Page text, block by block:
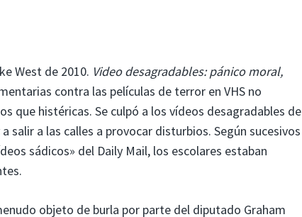
West de 2010. Video desagradables: pánico moral,
contra las películas de terror en VHS no
que histéricas. Se culpó a los vídeos desagradables de
salir a las calles a provocar disturbios. Según sucesivos
sádicos» del Daily Mail, los escolares estaban
objeto de burla por parte del diputado Graham